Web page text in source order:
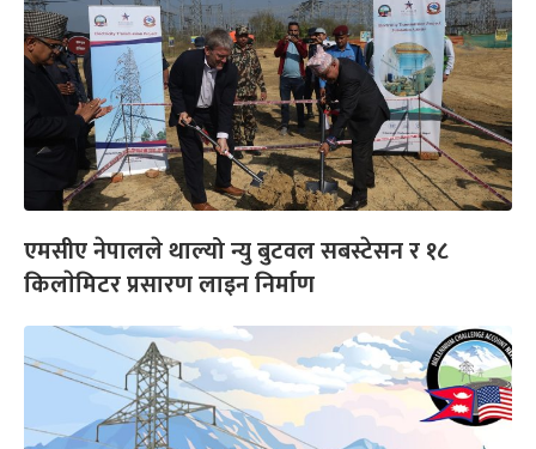
एमसीए नेपालले थाल्यो न्यु बुटवल सबस्टेसन र १८
किलाेमिटर प्रसारण लाइन निर्माण